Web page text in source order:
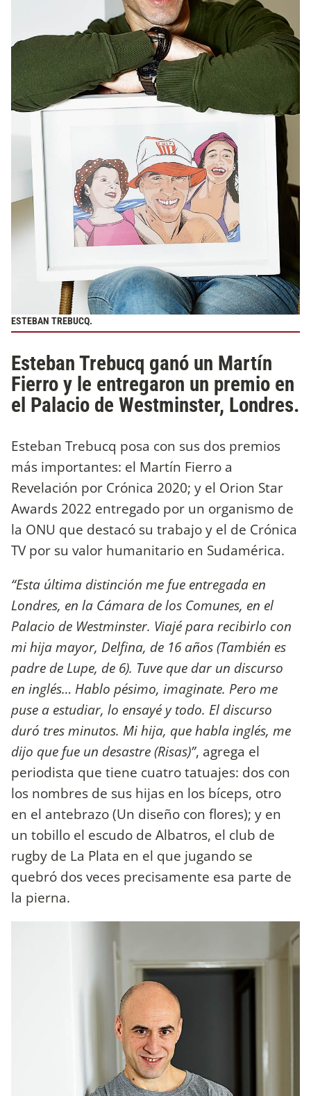
ESTEBAN TREBUCQ.
Esteban Trebucq ganó un Martín
Fierro y le entregaron un premio en
el Palacio de Westminster, Londres.
Esteban Trebucq posa con sus dos premios
más importantes: el Martín Fierro a
Revelación por Crónica 2020; y el Orion Star
Awards 2022 entregado por un organismo de
la ONU que destacó su trabajo y el de Crónica
TV por su valor humanitario en Sudamérica.
“Esta última distinción me fue entregada en
Londres, en la Cámara de los Comunes, en el
Palacio de Westminster. Viajé para recibirlo con
mi hija mayor, Delfina, de 16 años (También es
padre de Lupe, de 6). Tuve que dar un discurso
en inglés… Hablo pésimo, imaginate. Pero me
puse a estudiar, lo ensayé y todo. El discurso
duró tres minutos. Mi hija, que habla inglés, me
dijo que fue un desastre (Risas)”, agrega el
periodista que tiene cuatro tatuajes: dos con
los nombres de sus hijas en los bíceps, otro
en el antebrazo (Un diseño con flores); y en
un tobillo el escudo de Albatros, el club de
rugby de La Plata en el que jugando se
quebró dos veces precisamente esa parte de
la pierna.